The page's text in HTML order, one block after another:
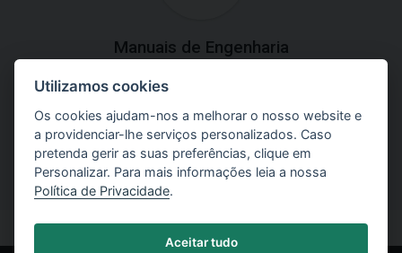
Manuais de Engenharia
Baixe os manuais com explicações práticas e teóricas do
uso do software.
Utilizamos cookies
Os cookies ajudam-nos a melhorar o nosso website e
a providenciar-lhe serviços personalizados. Caso
pretenda gerir as suas preferências, clique em
Personalizar. Para mais informações leia a nossa
Política de Privacidade.
Aceitar tudo